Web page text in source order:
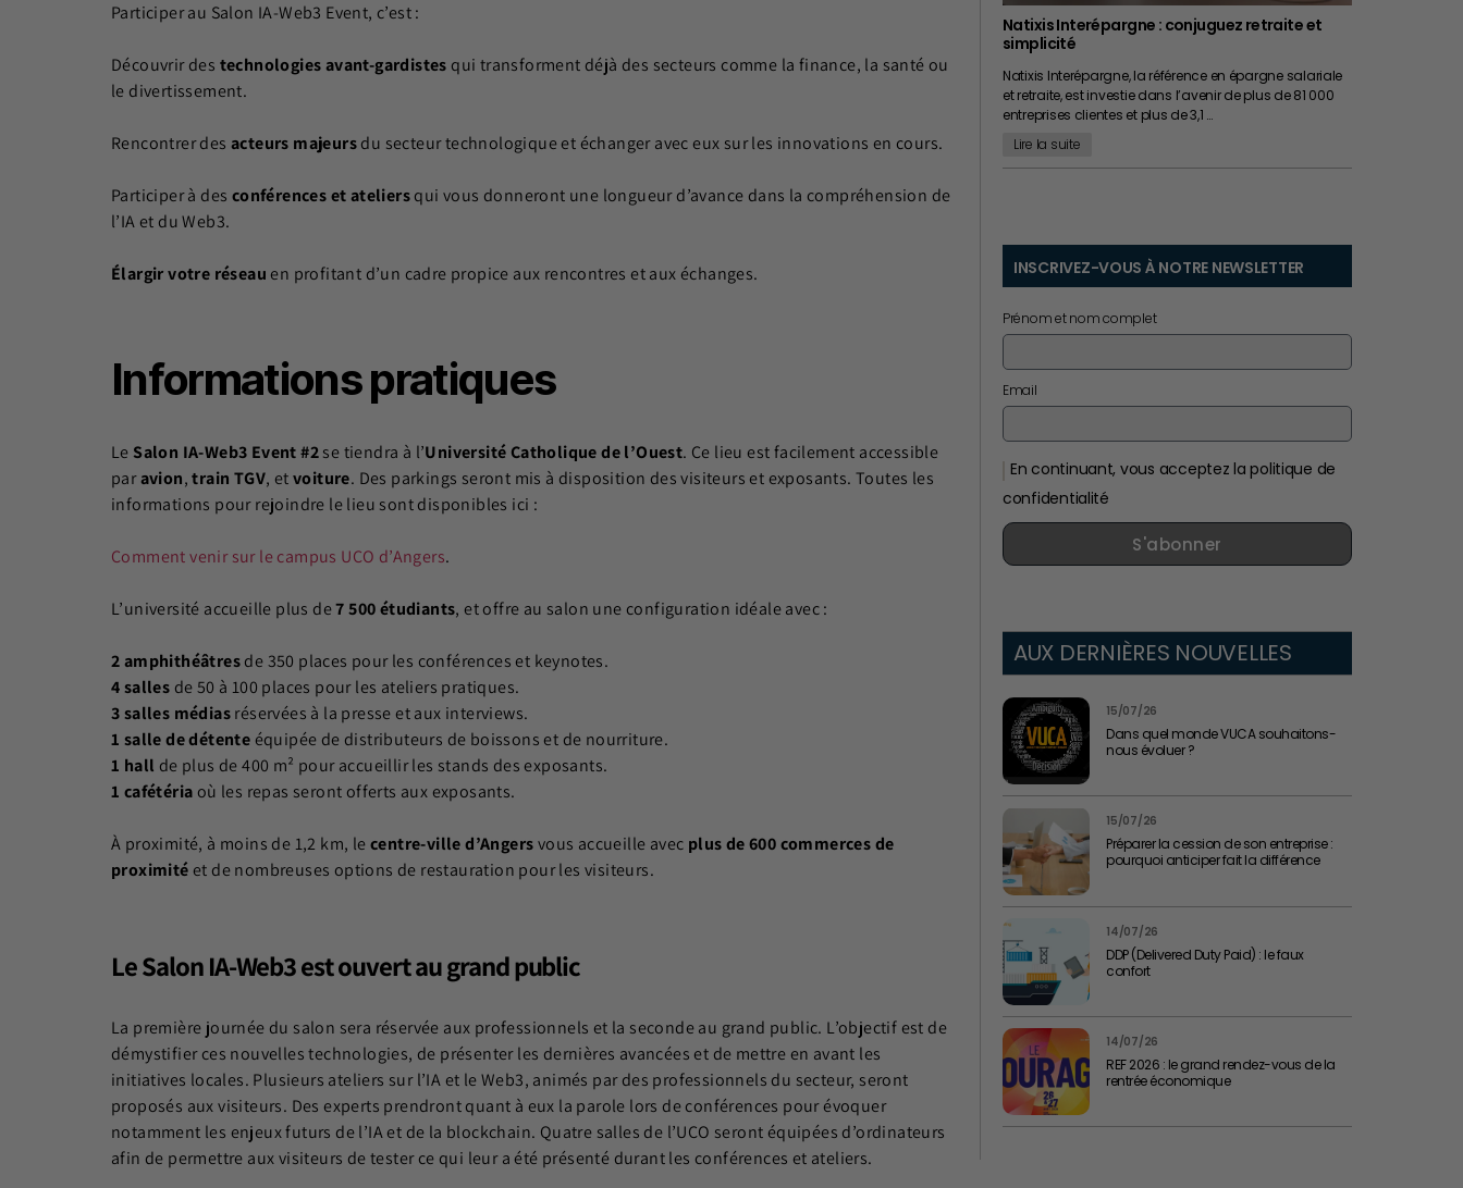
Participer au Salon IA-Web3 Event, c’est :
Découvrir des technologies avant-gardistes qui transforment déjà des secteurs comme la finance, la santé ou
le divertissement.
Rencontrer des acteurs majeursdu secteur technologique et échanger avec eux sur les innovations en cours.
Participer à des conférences et ateliersqui vous donneront une longueur d’avance dans la compréhension de
l’IA et du Web3.
Élargir votre réseau en profitant d’un cadre propice aux rencontres et aux échanges.
Informations pratiques
Le Salon IA-Web3 Event #2se tiendra à l’Université Catholique de l’Ouest. Ce lieu est facilement accessible
paravion,train TGV, etvoiture. Des parkings seront mis à disposition des visiteurs et exposants. Toutes les
informations pour rejoindre le lieu sont disponibles ici :
Comment venir sur le campus UCO d’Angers.
L’université accueille plus de7 500 étudiants, et offre au salon une configuration idéale avec :
2 amphithéâtresde 350 places pour les conférences et keynotes.
4 salles de 50 à 100 places pour les ateliers pratiques.
3 salles médiasréservées à la presse et aux interviews.
1 salle de détente équipée de distributeurs de boissons et de nourriture.
1 hall de plus de 400 m² pour accueillir les stands des exposants.
1 cafétéria où les repas seront offerts aux exposants.
À proximité, à moins de 1,2 km, lecentre-ville d’Angersvous accueille avec plus de 600 commerces de
proximité et de nombreuses options de restauration pour les visiteurs.
Le Salon IA-Web3 est ouvert au grand public
La première journée du salon sera réservée aux professionnels et la seconde au grand public. L’objectif est de
démystifier ces nouvelles technologies, de présenter les dernières avancées et de mettre en avant les
initiatives locales. Plusieurs ateliers sur l’IA et le Web3, animés par des professionnels du secteur, seront
proposés aux visiteurs. Des experts prendront quant à eux la parole lors de conférences pour évoquer
notamment les enjeux futurs de l’IA et de la blockchain. Quatre salles de l’UCO seront équipées d’ordinateurs
afin de permettre aux visiteurs de tester ce qui leur a été présenté durant les conférences et ateliers.
Natixis Interépargne : conjuguez retraite et
simplicité
Natixis Interépargne, la référence en épargne salariale
et retraite, est investie dans l’avenir de plus de 81 000
entreprises clientes et plus de 3,1 …
Lire la suite
INSCRIVEZ-VOUS À NOTRE NEWSLETTER
Prénom et nom complet
Email
En continuant, vous acceptez la politique de
confidentialité
S'abonner
AUX DERNIÈRES NOUVELLES
15/07/26
Dans quel monde VUCA souhaitons-
nous évoluer ?
15/07/26
Préparer la cession de son entreprise :
pourquoi anticiper fait la différence
14/07/26
DDP (Delivered Duty Paid) : le faux
confort
14/07/26
REF 2026 : le grand rendez-vous de la
rentrée économique